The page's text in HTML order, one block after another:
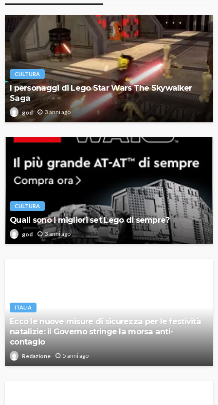
CULTURA
I personaggi di Lego Star Wars The Skywalker
Saga
god 3 anni ago
CULTURA
Quali sono i migliori set Lego di sempre?
god 3 anni ago
ITALIA
Ecco le nuove misure di sicurezza per le festività
natalizie: il Governo stringe la morsa anti-
contagio
Redazione 5 anni ago